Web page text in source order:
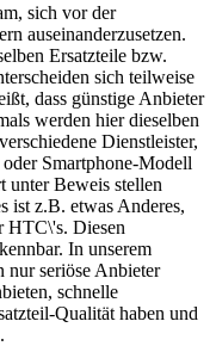
sich vor der
auseinanderzusetzen.
Ersatzteile bzw.
sich teilweise
dass günstige Anbieter
werden hier dieselben
Dienstleister,
Smartphone-Modell
unter Beweis stellen
ist z.B. etwas Anderes,
HTC\'s. Diesen
In unserem
nur seriöse Anbieter
schnelle
Qualität haben und